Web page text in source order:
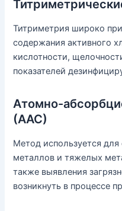
Титриметрия широко
содержания активного
кислотности,
показателей
Атомно-
(ААС)
Метод используется
металлов и тяжелых
также выявления
возникнуть в процессе